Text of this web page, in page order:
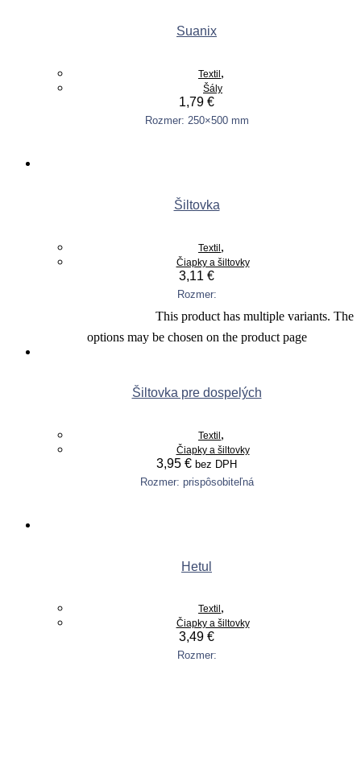
Suanix
Textil ,
Šály
1,79 €
Rozmer: 250×500 mm
Šiltovka
Textil,
Čiapky a šiltovky
3,11 €
Rozmer:
This product has multiple variants. The
options may be chosen on the product page
Šiltovka pre dospelých
Textil ,
Čiapky a šiltovky
3,95 € bez DPH
Rozmer: prispôsobiteľná
Hetul
Textil ,
Čiapky a šiltovky
3,49 €
Rozmer: